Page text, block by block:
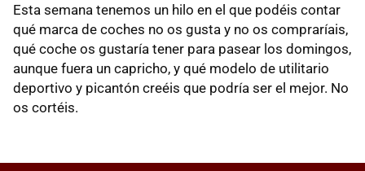
Esta semana tenemos un hilo en el que podéis contar
qué marca de coches no os gusta y no os compraríais,
qué coche os gustaría tener para pasear los domingos,
aunque fuera un capricho, y qué modelo de utilitario
deportivo y picantón creéis que podría ser el mejor. No
os cortéis.